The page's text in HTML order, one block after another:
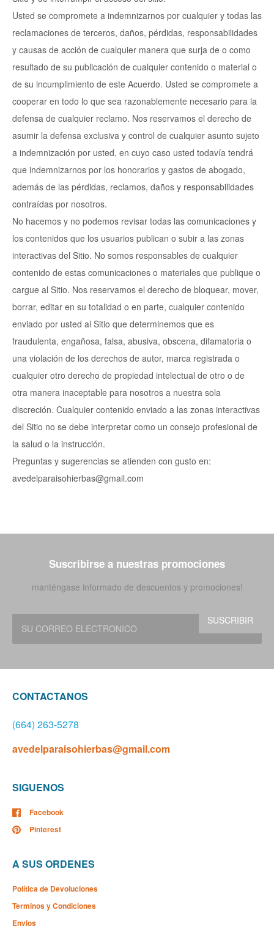
Usted se compromete a indemnizarnos por cualquier y todas las
reclamaciones de terceros, daños, pérdidas, responsabilidades
y causas de acción de cualquier manera que surja de o como
resultado de su publicación de cualquier contenido o material o
de su incumplimiento de este Acuerdo. Usted se compromete a
cooperar en todo lo que sea razonablemente necesario para la
defensa de cualquier reclamo. Nos reservamos el derecho de
asumir la defensa exclusiva y control de cualquier asunto sujeto
a indemnización por usted, en cuyo caso usted todavía tendrá
que indemnizarnos por los honorarios y gastos de abogado,
además de las pérdidas, reclamos, daños y responsabilidades
contraídas por nosotros.
No hacemos y no podemos revisar todas las comunicaciones y
los contenidos que los usuarios publican o subir a las zonas
interactivas del Sitio. No somos responsables de cualquier
contenido de estas comunicaciones o materiales que publique o
cargue al Sitio. Nos reservamos el derecho de bloquear, mover,
borrar, editar en su totalidad o en parte, cualquier contenido
enviado por usted al Sitio que determinemos que es
fraudulenta, engañosa, falsa, abusiva, obscena, difamatoria o
una violación de los derechos de autor, marca registrada o
cualquier otro derecho de propiedad intelectual de otro o de
otra manera inaceptable para nosotros a nuestra sola
discreción. Cualquier contenido enviado a las zonas interactivas
del Sitio no se debe interpretar como un consejo profesional de
la salud o la instrucción.
Preguntas y sugerencias se atienden con gusto en:
avedelparaisohierbas@gmail.com
Suscribirse a nuestras promociones
manténgase informado de descuentos y promociones!
CONTACTANOS
(664) 263-5278
avedelparaisohierbas@gmail.com
SIGUENOS
Facebook
Pinterest
A SUS ORDENES
Política de Devoluciones
Terminos y Condiciones
Envios